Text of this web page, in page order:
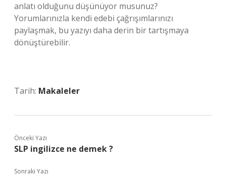
anlatı olduğunu düşünüyor musunuz?
Yorumlarınızla kendi edebi çağrışımlarınızı
paylaşmak, bu yazıyı daha derin bir tartışmaya
dönüştürebilir.
Tarih: Makaleler
Önceki Yazı
SLP ingilizce ne demek ?
Sonraki Yazı